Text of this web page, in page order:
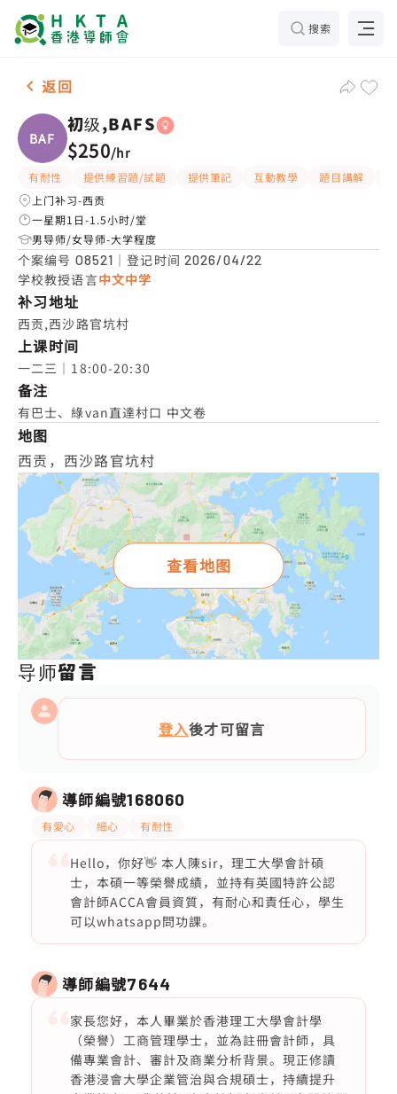
搜索
女-1名 初级,BAFS，西贡 补习推介
返回
BAFS
初级,BAFS
$250/hr
有耐性 提供練習題/試題 提供筆記 互動教學 題目講解
上门补习-西贡
一星期1日-1.5小时/堂
男导师/女导师-大学程度
个案编号 O8521 ｜登记时间 2026/04/22
学校教授语言中文中学
补习地址
西贡,西沙路官坑村
上课时间
一二三｜18:00-20:30
备注
有巴士、綠van直達村口 中文卷
地图
西贡，西沙路官坑村
查看地图
导师留言
登入後才可留言
導師編號168060
有愛心 細心 有耐性
Hello，你好👋 本人陳sir，理工大學會計碩
士，本碩一等榮譽成績，並持有英國特許公認
會計師ACCA會員資質，有耐心和責任心，學生
可以whatsapp問功課。
導師編號7644
家長您好，本人畢業於香港理工大學會計學
（榮譽）工商管理學士，並為註冊會計師，具
備專業會計、審計及商業分析背景。現正修讀
香港浸會大學企業管治與合規碩士，持續提升